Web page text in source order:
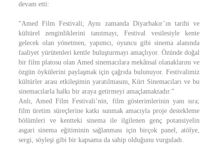
devam etti:
“Amed Film Festivali; Aynı zamanda Diyarbakır’ın tarihi ve
kültürel zenginliklerini tanıtmayı, Festival vesilesiyle kente
gelecek olan yönetmen, yapımcı, oyuncu gibi sinema alanında
faaliyet yürütenleri kentle buluşturmayı amaçlıyor. Özünde doğal
bir film platosu olan Amed sinemacılara mekânsal olanaklarını ve
özgün öykülerini paylaşmak için çağrıda bulunuyor. Festivalimiz
kültürler arası etkileşimin yaratılmasını, Kürt Sinemacıları ve bu
sinemacılarla halkı bir araya getirmeyi amaçlamaktadır.”
Anlı, Amed Film Festivali’nin, film gösterimlerinin yanı sıra;
film üretim süreçlerine katkı sunmak amacıyla proje destekleme
bölümleri ve kentteki sinema ile ilgilenen genç potansiyelin
asgari sinema eğitiminin sağlanması için birçok panel, atölye,
sergi, söyleşi gibi bir kapsama da sahip olduğunu vurguladı.